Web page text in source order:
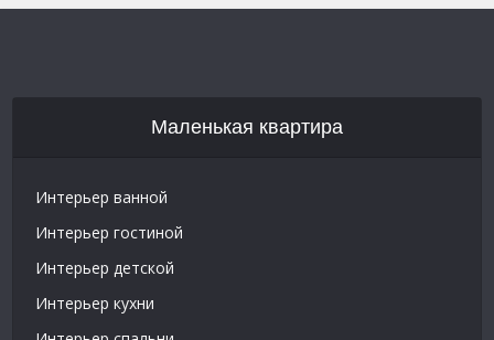
Маленькая квартира
Интерьер ванной
Интерьер гостиной
Интерьер детской
Интерьер кухни